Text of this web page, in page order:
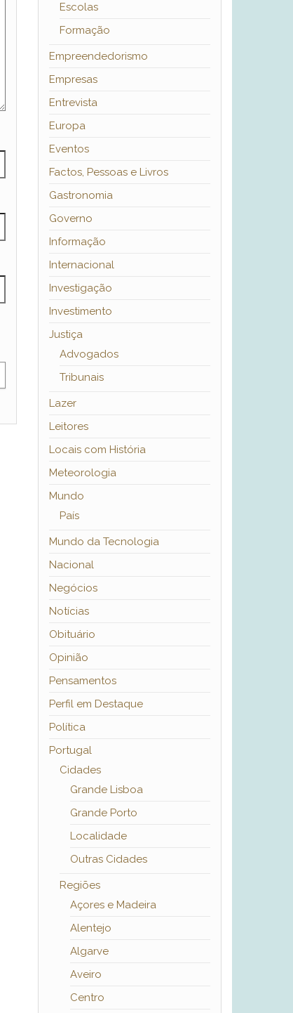
Escolas
Formação
Empreendedorismo
Empresas
Entrevista
Europa
Eventos
Factos, Pessoas e Livros
Gastronomia
Governo
Informação
Internacional
Investigação
Investimento
Justiça
Advogados
Tribunais
Lazer
Leitores
Locais com História
Meteorologia
Mundo
País
Mundo da Tecnologia
Nacional
Negócios
Notícias
Obituário
Opinião
Pensamentos
Perfil em Destaque
Política
Portugal
Cidades
Grande Lisboa
Grande Porto
Localidade
Outras Cidades
Regiões
Açores e Madeira
Alentejo
Algarve
Aveiro
Centro